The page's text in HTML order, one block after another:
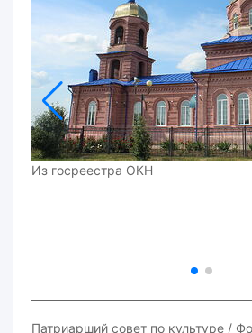
Из госреестра ОКН
Патриарший совет по культуре /